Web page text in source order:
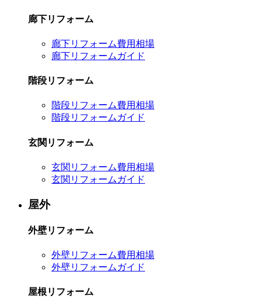
廊下リフォーム
廊下リフォーム費用相場
廊下リフォームガイド
階段リフォーム
階段リフォーム費用相場
階段リフォームガイド
玄関リフォーム
玄関リフォーム費用相場
玄関リフォームガイド
屋外
外壁リフォーム
外壁リフォーム費用相場
外壁リフォームガイド
屋根リフォーム